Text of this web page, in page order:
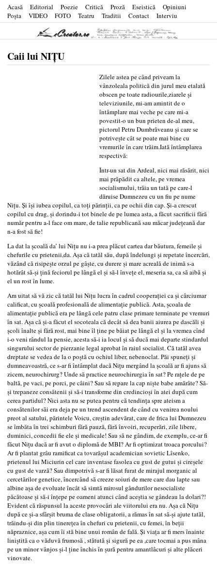
Acasă Editorial Poezie Critică Proză Eseistică
Opiniuni
Poşta
VIDEO FOTO Teatru Traditii Contact Interviu
Caii lui NIȚU
Zilele astea pe când priveam la
vânzoleala politică din jurul meu etalată
obscen pe toate radiourile,ziarele şi
televiziunile, mi-am amintit de o
întâmplare mai veche pe care mi-a
povestit-o un bun prieten de-al meu,
pictorul Petru Dumbrăveanu şi care se
potriveşte cât se poate mai bine cu
vremurile în care trăim.Iată întâmplarea
respectivă:
Într-un sat din Ardeal, nici mai răsărit, nici
mai prăpădit ca altele, pe vremea
socialismului, trăia un tată pe care-l
dăruise Dumnezeu cu un fiu pe nume
Niţu. Şi îşi iubea copilul, ca toţi părinţii, ca pe ochii din cap. Şi-a crescut
copilul cu drag, şi dorindu-i tot binele de pe lumea asta, a făcut sacrificii fără
număr pentru a-l face om mare, de talie republicană sau măcar judeţeană dar
n-a fost să fie!
La dat la şcoală da’ lui Niţu nu i-a prea plăcut cartea dar băutura, femeile şi
chefurile cu prietenii,da. Aşa că tatăl său, după îndelungi şi repetate încercări,
văzând că risipeşte orzul pe gâşte, cu durere şi mare acreală de inimă s-a
hotărât să-şi ţină feciorul pe lângă el şi să-l înveţe el, meseria sa, ca să aibă şi
el un rost în lume.
Am uitat să vă zic că tatăl lui Niţu lucra în cadrul cooperaţiei ca şi cârciumar
calificat, cu şcoală profesională de alimentaţie publică. Asta, şcoala de
alimentaţie publică era pe lângă cele patru clase primare terminate pe vremuri
în sat. Aşa că şi-a făcut el socoteala că decât să dea banii aiurea pe dascăli şi
şcoli înalte şi fără rost, mai bine îl ţine pe băiat pe lângă el şi la vremea cînd
i-o veni rândul la pensie, acesta să-i ia locul şi să ducă mai departe stindardul
singurului sector de pierzanie legal aprobat în raiul socialist. Că tatăl avea
dreptate se vedea de la o poştă cu ochiul liber, nebenoclat. Păi spuneţi şi
dumneavoastră, ce s-ar fi întâmplat dacă Niţu mergând la şcoală ar fi ajuns să
zicem, neurochirurg? Unde să practice neurochirurgia în sat? Pe raţele de pe
baltă, pe vaci, pe porci, pe câini? Sau să repare la cap nişte babe amărâte? Să-
şi trepaneze consătenii şi să-i transforme din credincioşi în atei după cum
cerea partidul? Nici asta nu se putea pentru că tendinţa spre ateism a
consătenilor săi era deja pe un trend ascendent de când cu venirea noului
preot al satului, părintele Voicu, creştin adevărat, care de frica lui Dumnezeu
se îmbăta în trei schimburi fără pauză, fără învoiri, recuperări, zile libere,
duminici, concedii fie ele şi medicale! Sau să ne gândim, de exemplu, ce-ar fi
făcut Niţu dacă ar fi avut o diplomă de MBI? Ar fi optimizat troaca porcului?
Ar fi plantat grâu ramificat ca tovarăşul academician sovietic Lîsenko,
prietenul lui Miciurin cel care inventase fasolea cu gust de gutui şi cireşele
cu gust de varză? Sau dimpotrivă s-ar fi lăsat furat de mirajul morganic al
cercetărilor genetice, încercând să creeze soiuri de mere care dau lapte sau
albine aşa de evoluate încât să simtă mirosul gândurilor nesocialiste
păcătoase şi să-i înţepe pe oameni atunci când aceştia se gândeau la dolari?!
Evident că răspunsul la aceste provocări ale viitorului era nu. Aşa că Niţu
după ce şi-a sfârşit bruma de clase obligatorii, a rămas în sat să-şi ajute tatăl,
trăindu-şi din plin tinereţea în chefuri cu prietenii, cu femei, în beţii
năpraznice, aşa cum îi stă bine unui român de fală. Şi viaţa ar fi mers înainte
liniştită ca o văduvă frumosă , stătută şi sigură pe ea ,care tocmai a pus mâna
pe un minor vânjos şi-l ţine închis în şură pentru amantlâcuri şi alte plăceri
vinovate.